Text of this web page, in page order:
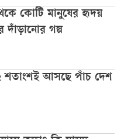
কোটি মানুষের হৃদয়
দাঁড়ানোর গল্প
শতাংশই আসছে পাঁচ দেশ